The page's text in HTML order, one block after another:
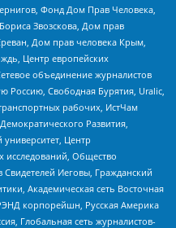
Фонд Дом Прав Человека,
Звозскова, Дом прав
Дом прав человека Крым,
Центр европейских
объединение журналистов
Россию, Свободная Бурятия, Uralic,
рабочих, ИстЧам
Развития,
Центр
исследований, Общество
Иеговы, Гражданский
Академическая сеть Восточная
корпорейшн, Русская Америка
Глобальная сеть журналистов-